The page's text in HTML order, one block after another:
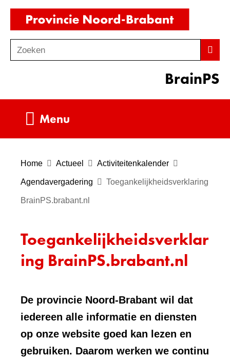
Ga
de
inhoud
o
Zoeken
BrainPS
Menu
Home Actueel Activiteitenkalender
Agendavergadering Toegankelijkheidsverklaring
BrainPS.brabant.nl
Toegankelijkheidsverklar
ing BrainPS.brabant.nl
De provincie Noord-Brabant wil dat
iedereen alle informatie en diensten
op onze website goed kan lezen en
gebruiken. Daarom werken we continu